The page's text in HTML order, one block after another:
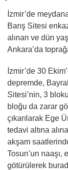
İzmir’de
Barış Sitesi
alınan ve dün
Ankara’da
İzmir’de 30
depremde,
Sitesi’nin, 3
bloğu da zarar
çıkarılarak Ege
tedavi altına
akşam
Tosun’un naaşı,
götürülerek